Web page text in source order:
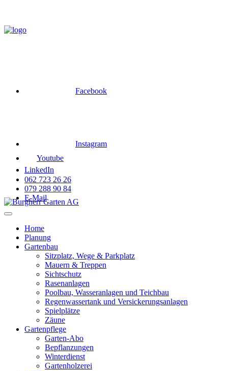
Skip
Facebook
Instagram
Youtube
LinkedIn
062 723 26 26
079 288 90 84
E-Mail
Home
Planung
Gartenbau
Sitzplatz, Wege & Parkplatz
Mauern & Treppen
Sichtschutz
Rasenanlagen
Poolbau, Wasseranlagen und Teichbau
Regenwassertank und Versickerungsanlagen
Spielplätze
Zäune
Gartenpflege
Garten-Abo
Bepflanzungen
Winterdienst
Gartenholzerei